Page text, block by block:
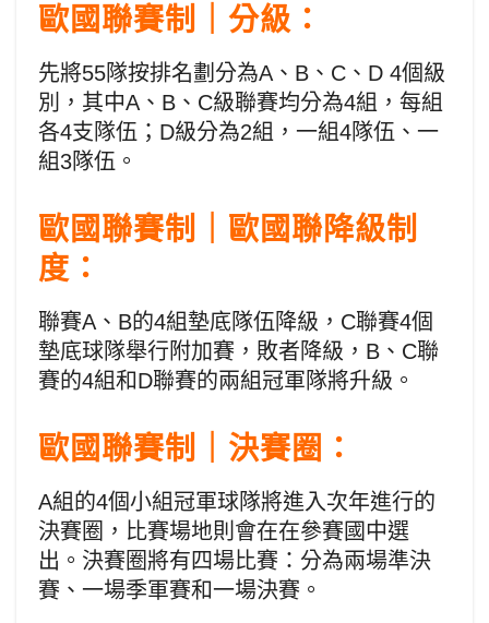
歐國聯賽制｜分級：
先將55隊按排名劃分為A、B、C、D 4個級
別，其中A、B、C級聯賽均分為4組，每組
各4支隊伍；D級分為2組，一組4隊伍、一
組3隊伍。
歐國聯賽制｜歐國聯降級制
度：
聯賽A、B的4組墊底隊伍降級，C聯賽4個
墊底球隊舉行附加賽，敗者降級，B、C聯
賽的4組和D聯賽的兩組冠軍隊將升級。
歐國聯賽制｜決賽圈：
A組的4個小組冠軍球隊將進入次年進行的
決賽圈，比賽場地則會在在參賽國中選
出。決賽圈將有四場比賽：分為兩場準決
賽、一場季軍賽和一場決賽。